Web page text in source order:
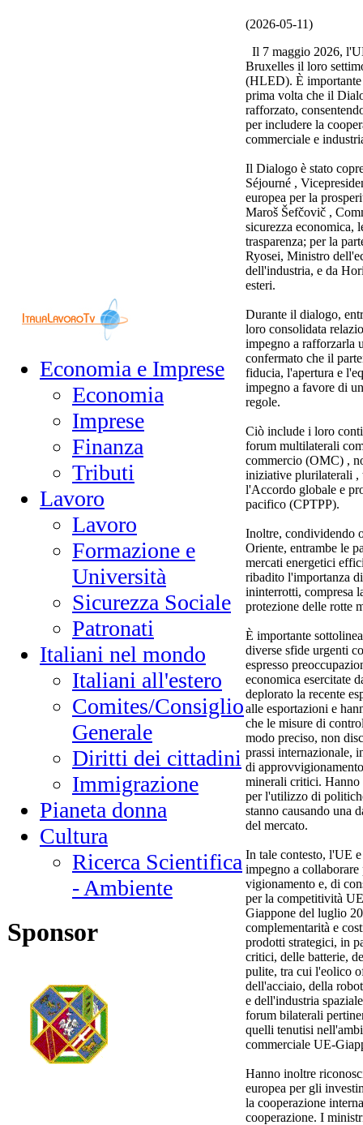
Economia e Imprese
Economia
Imprese
Finanza
Tributi
Lavoro
Lavoro
Formazione e
Università
Sicurezza Sociale
Patronati
Italiani nel mondo
Italiani all'estero
Comites/Consiglio
Generale
Diritti dei cittadini
Immigrazione
Pianeta donna
Cultura
Ricerca Scientifica
- Ambiente
Sponsor
(2026-05-11)
Il 7 maggio 2026,
Bruxelles il loro
(HLED). È importante
prima volta che il
rafforzato,
per includere la
commerciale e
Il Dialogo è stato
Séjourné ,
europea per la
Maroš Šefčovič ,
sicurezza economica,
trasparenza; per la
Ryosei, Ministro
dell'industria, e da
esteri.
Durante il dialogo,
loro consolidata
impegno a rafforzarla
confermato che il
fiducia, l'apertura e
impegno a favore di
regole.
Ciò include i loro
forum multilaterali
commercio (OMC) ,
iniziative plurilaterali
l'Accordo globale e
pacifico (CPTPP).
Inoltre, condividendo
Oriente, entrambe le
mercati energetici
ribadito l'importanza
ininterrotti, compresa
protezione delle rotte
È importante
diverse sfide urgenti
espresso
economica esercitate
deplorato la recente
alle esportazioni e
che le misure di
modo preciso, non
prassi internazionale,
di
minerali critici. Hanno
per l'utilizzo di
stanno causando una
del mercato.
In tale contesto, l'UE
impegno a
vigionamento e, di
per la competitività
Giappone del luglio
complementarità e
prodotti strategici, in
critici, delle batterie,
pulite, tra cui l'eolico
dell'acciaio, della
e dell'industria
forum bilaterali
quelli tenutisi
commerciale UE-
Hanno inoltre
europea per gli
la cooperazione
cooperazione. I